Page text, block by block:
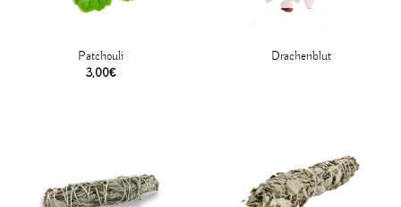
Patchouli
3,00€
Drachenblut